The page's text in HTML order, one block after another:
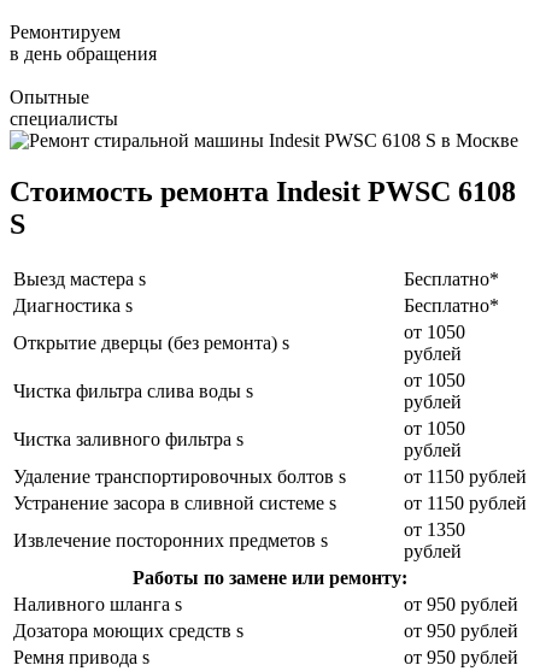
Ремонтируем
в день обращения
Опытные
специалисты
Стоимость ремонта Indesit PWSC 6108
S
Выезд мастера s
Бесплатно*
Диагностика s
Бесплатно*
Открытие дверцы (без ремонта) s
от 1050
рублей
Чистка фильтра слива воды s
от 1050
рублей
Чистка заливного фильтра s
от 1050
рублей
Удаление транспортировочных болтов s
от 1150 рублей
Устранение засора в сливной системе s
от 1150 рублей
Извлечение посторонних предметов s
от 1350
рублей
Работы по замене или ремонту:
Наливного шланга s
от 950 рублей
Дозатора моющих средств s
от 950 рублей
Ремня привода s
от 950 рублей